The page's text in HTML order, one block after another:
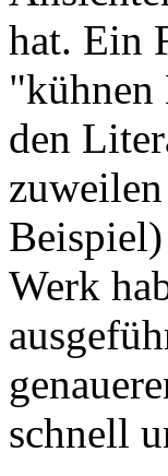
hat. Ein
"kühnen
den
Werk
schnell